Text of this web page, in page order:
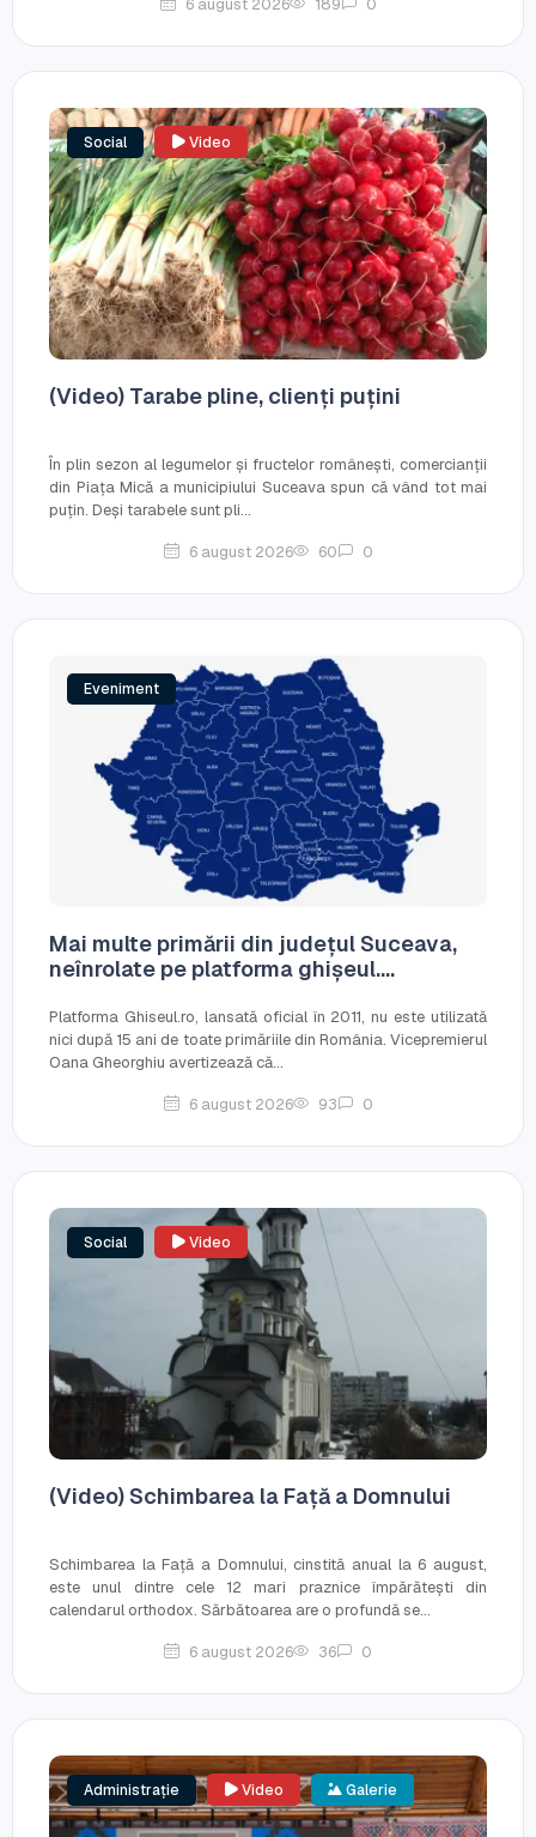
6 august 2026 189 0
Social Video
(Video) Tarabe pline, clienți puțini
În plin sezon al legumelor și fructelor românești, comercianții
din Piața Mică a municipiului Suceava spun că vând tot mai
puțin. Deși tarabele sunt pli...
6 august 2026 60 0
Eveniment
Mai multe primării din județul Suceava,
neînrolate pe platforma ghișeul....
Platforma Ghiseul.ro, lansată oficial în 2011, nu este utilizată
nici după 15 ani de toate primăriile din România. Vicepremierul
Oana Gheorghiu avertizează că...
6 august 2026 93 0
Social Video
(Video) Schimbarea la Față a Domnului
Schimbarea la Față a Domnului, cinstită anual la 6 august,
este unul dintre cele 12 mari praznice împărătești din
calendarul orthodox. Sărbătoarea are o profundă se...
6 august 2026 36 0
Administrație Video Galerie